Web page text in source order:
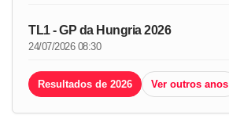
TL1 - GP da Hungria 2026
24/07/2026 08:30
Resultados de 2026 Ver outros anos